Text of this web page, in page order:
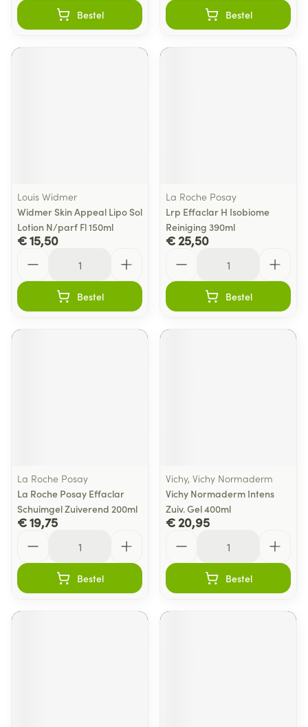
Bestel Bestel
Louis Widmer
Widmer Skin Appeal Lipo Sol
Lotion N/parf Fl 150ml
€ 15,50
Bestel
La Roche Posay
Lrp Effaclar H Isobiome
Reiniging 390ml
€ 25,50
Bestel
La Roche Posay
La Roche Posay Effaclar
Schuimgel Zuiverend 200ml
€ 19,75
Bestel
Vichy, Vichy Normaderm
Vichy Normaderm Intens
Zuiv. Gel 400ml
€ 20,95
Bestel